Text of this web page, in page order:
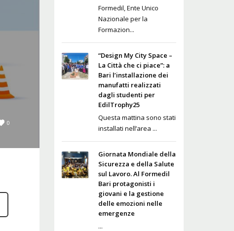
0
Formedil, Ente Unico
Nazionale per la
Formazion...
“Design My City Space –
La Città che ci piace”: a
Bari l’installazione dei
manufatti realizzati
dagli studenti per
EdilTrophy25
Questa mattina sono stati
installati nell’area ...
Giornata Mondiale della
Sicurezza e della Salute
sul Lavoro. Al Formedil
Bari protagonisti i
giovani e la gestione
delle emozioni nelle
emergenze
...